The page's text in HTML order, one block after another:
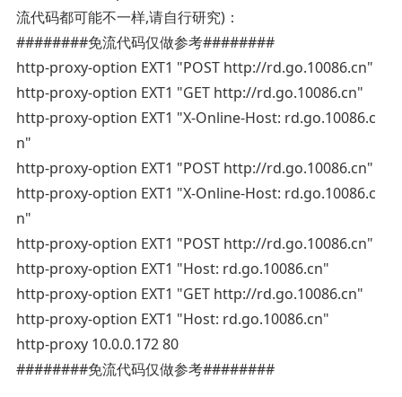
流代码都可能不一样,请自行研究)：
########免流代码仅做参考########
http-proxy-option EXT1 "POST http://rd.go.10086.cn"
http-proxy-option EXT1 "GET http://rd.go.10086.cn"
http-proxy-option EXT1 "X-Online-Host: rd.go.10086.c
n"
http-proxy-option EXT1 "POST http://rd.go.10086.cn"
http-proxy-option EXT1 "X-Online-Host: rd.go.10086.c
n"
http-proxy-option EXT1 "POST http://rd.go.10086.cn"
http-proxy-option EXT1 "Host: rd.go.10086.cn"
http-proxy-option EXT1 "GET http://rd.go.10086.cn"
http-proxy-option EXT1 "Host: rd.go.10086.cn"
http-proxy 10.0.0.172 80
########免流代码仅做参考########